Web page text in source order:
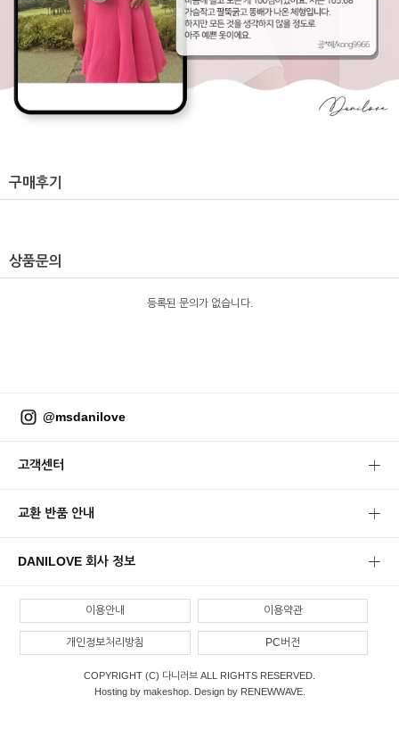
구매후기
상품문의
등록된 문의가 없습니다.
@msdanilove
고객센터
교환 반품 안내
DANILOVE 회사 정보
이용안내 이용약관
개인정보처리방침 PC버전
COPYRIGHT (C) 다니러브 ALL RIGHTS RESERVED.
Hosting by makeshop. Design by RENEWWAVE.